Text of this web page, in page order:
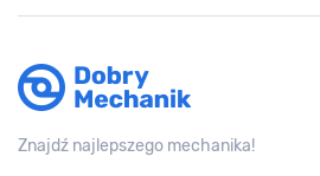
Znajdź najlepszego mechanika!